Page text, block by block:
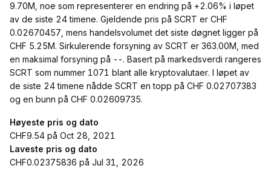
9.70M, noe som representerer en endring på +2.06% i løpet
av de siste 24 timene. Gjeldende pris på SCRT er CHF
0.02670457, mens handelsvolumet det siste døgnet ligger på
CHF 5.25M. Sirkulerende forsyning av SCRT er 363.00M, med
en maksimal forsyning på --. Basert på markedsverdi rangeres
SCRT som nummer 1071 blant alle kryptovalutaer. I løpet av
de siste 24 timene nådde SCRT en topp på CHF 0.02707383
og en bunn på CHF 0.02609735.
Høyeste pris og dato
CHF9.54 på Oct 28, 2021
Laveste pris og dato
CHF0.02375836 på Jul 31, 2026